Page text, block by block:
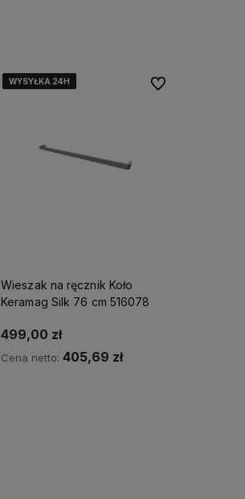
WYSYŁKA 24H
WYSYŁKA 24H
WYSYŁKA 24H
WYSYŁKA 24H
WYSYŁKA 24H
Wieszak na ręcznik Koło
Keramag Silk 76 cm 516078
499,00 zł
Cena netto: 405,69 zł
Do ulubionych